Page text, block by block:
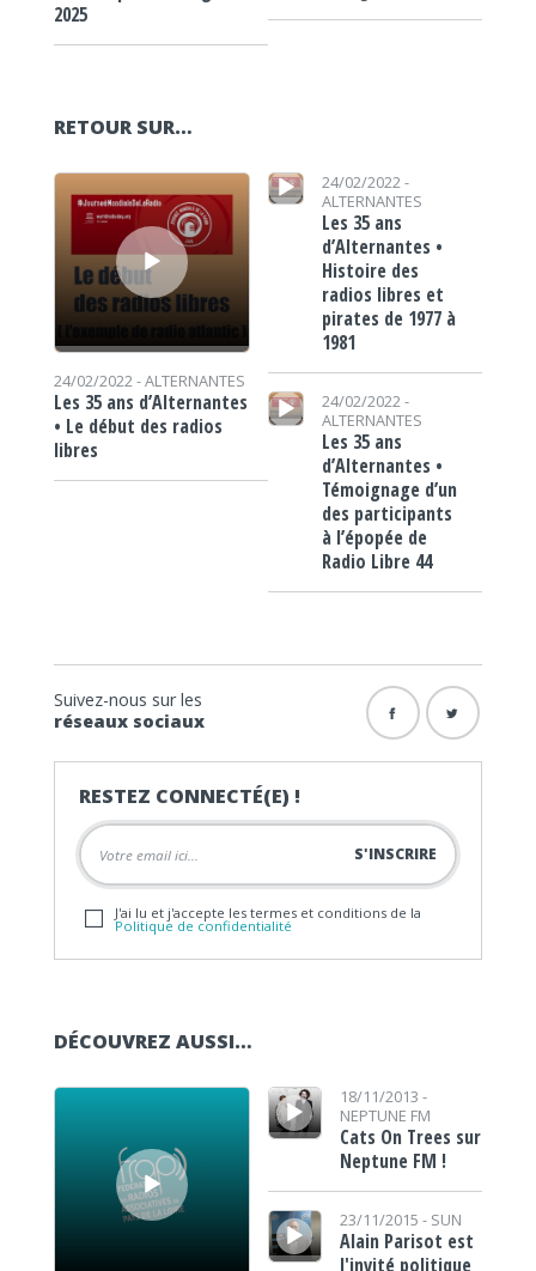
2025
RETOUR SUR…
Lecteur audio
24/02/2022 -ALTERNANTES
Les 35 ans d’Alternantes
• Le début des radios
libres
Lecteur audio
24/02/2022 -
ALTERNANTES
Les 35 ans
d’Alternantes •
Histoire des
radios libres et
pirates de 1977 à
1981
Lecteur audio
24/02/2022 -
ALTERNANTES
Les 35 ans
d’Alternantes •
Témoignage d’un
des participants
à l’épopée de
Radio Libre 44
Suivez-nous sur les
réseaux sociaux
RESTEZ CONNECTÉ(E) !
J'ai lu et j'accepte les termes et conditions de la
Politique de confidentialité
DÉCOUVREZ AUSSI…
Lecteur audio
Lecteur audio18/11/2013 -
NEPTUNE FM
Cats On Trees sur
Neptune FM !
Lecteur audio
23/11/2015 - SUN
Alain Parisot est
l'invité politique